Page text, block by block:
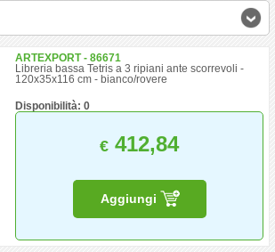
ARTEXPORT - 86671
Libreria bassa Tetris a 3 ripiani ante scorrevoli -
120x35x116 cm - bianco/rovere
Disponibilità: 0
€ 412,84
Aggiungi